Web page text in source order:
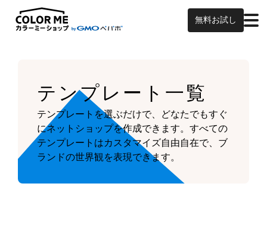
無料お試し
テンプレート一覧
テンプレートを選ぶだけで、どなたでもすぐ
にネットショップを作成できます。すべての
テンプレートはカスタマイズ自由自在で、ブ
ランドの世界観を表現できます。